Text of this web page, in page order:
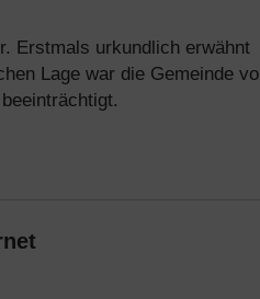
Erstmals urkundlich erwähnt
Lage war die Gemeinde